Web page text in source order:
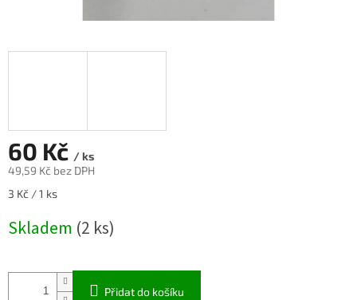
60 Kč / ks
49,59 Kč bez DPH
Měrná
3 Kč / 1 ks
Skladem (2 ks)
Přidat do košíku